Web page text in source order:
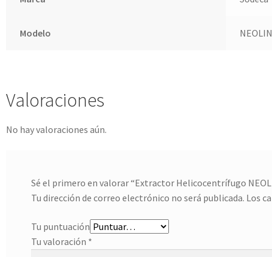
Modelo
Valoraciones
No hay valoraciones aún.
Sé el primero en valorar “Extractor Helicocentrífugo
Tu dirección de correo electrónico no será publicada. Los
Tu puntuación
Tu valoración *